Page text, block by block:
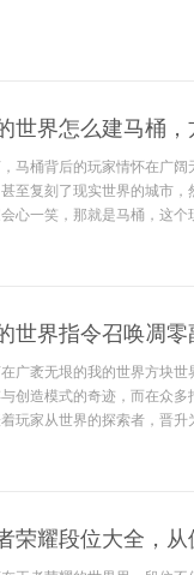
世界怎么建马桶
马桶背后的玩家情怀在广
至复刻了现实世界的城市
心一笑，那就是马桶，这
世界指令召唤凋
广袤无垠的我的世界方块
创造模式的奇迹，而在众
玩家从世界的探索者，晋
荣耀段位大全，